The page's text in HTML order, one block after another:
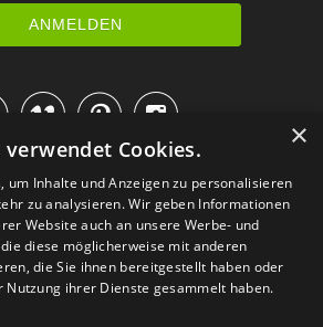

BLÄTTERN
×
verwendet Cookies.
um Inhalte und Anzeigen zu personalisieren
zu analysieren. Wir geben Informationen
Website auch an unsere Werbe- und
diese möglicherweise mit anderen
die Sie ihnen bereitgestellt haben oder
Nutzung ihrer Dienste gesammelt haben.